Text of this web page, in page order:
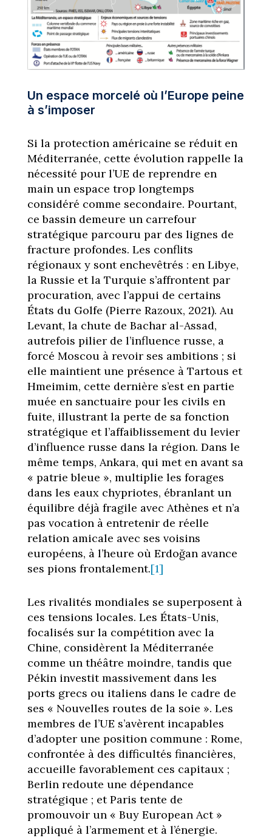
Un espace morcelé où l’Europe peine
à s’imposer
Si la protection américaine se réduit en
Méditerranée, cette évolution rappelle la
nécessité pour l’UE de reprendre en
main un espace trop longtemps
considéré comme secondaire. Pourtant,
ce bassin demeure un carrefour
stratégique parcouru par des lignes de
fracture profondes. Les conflits
régionaux y sont enchevêtrés : en Libye,
la Russie et la Turquie s’affrontent par
procuration, avec l’appui de certains
États du Golfe (Pierre Razoux, 2021). Au
Levant, la chute de Bachar al-Assad,
autrefois pilier de l’influence russe, a
forcé Moscou à revoir ses ambitions ; si
elle maintient une présence à Tartous et
Hmeimim, cette dernière s’est en partie
muée en sanctuaire pour les civils en
fuite, illustrant la perte de sa fonction
stratégique et l’affaiblissement du levier
d’influence russe dans la région. Dans le
même temps, Ankara, qui met en avant sa
« patrie bleue », multiplie les forages
dans les eaux chypriotes, ébranlant un
équilibre déjà fragile avec Athènes et n’a
pas vocation à entretenir de réelle
relation amicale avec ses voisins
européens, à l’heure où Erdoğan avance
ses pions frontalement.[1]
Les rivalités mondiales se superposent à
ces tensions locales. Les États-Unis,
focalisés sur la compétition avec la
Chine, considèrent la Méditerranée
comme un théâtre moindre, tandis que
Pékin investit massivement dans les
ports grecs ou italiens dans le cadre de
ses « Nouvelles routes de la soie ». Les
membres de l’UE s’avèrent incapables
d’adopter une position commune : Rome,
confrontée à des difficultés financières,
accueille favorablement ces capitaux ;
Berlin redoute une dépendance
stratégique ; et Paris tente de
promouvoir un « Buy European Act »
appliqué à l’armement et à l’énergie.